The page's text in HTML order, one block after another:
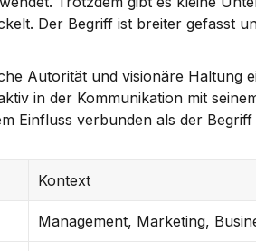
Der Begriff ist breiter gefasst
Autorität und visionäre Haltung
in der Kommunikation mit
Einfluss verbunden als der
Kontext
Management, Marketing,